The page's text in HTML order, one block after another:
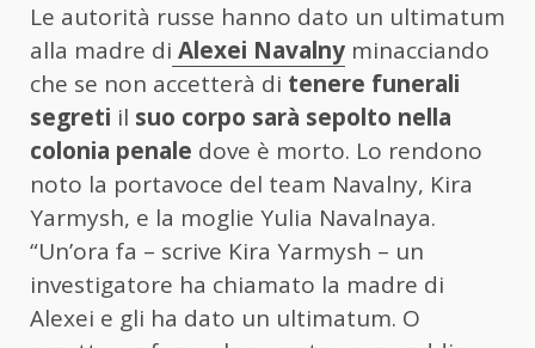
Le autorità russe hanno dato un ultimatum
alla madre di Alexei Navalny minacciando
che se non accetterà di tenere funerali
segreti il suo corpo sarà sepolto nella
colonia penale dove è morto. Lo rendono
noto la portavoce del team Navalny, Kira
Yarmysh, e la moglie Yulia Navalnaya.
“Un’ora fa – scrive Kira Yarmysh – un
investigatore ha chiamato la madre di
Alexei e gli ha dato un ultimatum. O